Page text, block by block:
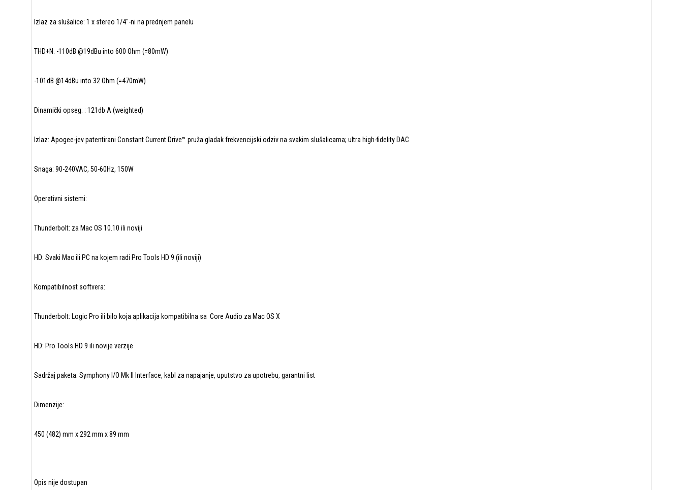
Izlaz za slušalice: 1 x stereo 1/4″-ni na prednjem panelu
THD+N: -110dB @19dBu into 600 Ohm (=80mW)
-101dB @14dBu into 32 Ohm (=470mW)
Dinamički opseg: : 121db A (weighted)
Izlaz: Apogee-jev patentirani Constant Current Drive™ pruža gladak frekvencijski odziv na svakim slušalicama; ultra high-fidelity DAC
Snaga: 90-240VAC, 50-60Hz, 150W
Operativni sistemi:
Thunderbolt: za Mac OS 10.10 ili noviji
HD: Svaki Mac ili PC na kojem radi Pro Tools HD 9 (ili noviji)
Kompatibilnost softvera:
Thunderbolt: Logic Pro ili bilo koja aplikacija kompatibilna sa Core Audio za Mac OS X
HD: Pro Tools HD 9 ili novije verzije
Sadržaj paketa: Symphony I/O Mk II Interface, kabl za napajanje, uputstvo za upotrebu, garantni list
Dimenzije:
450 (482) mm x 292 mm x 89 mm
Opis nije dostupan